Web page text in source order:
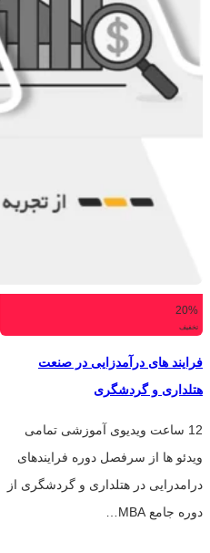
20%
تخفیف
فرایند های درآمدزایی در صنعت
هتلداری و گردشگری
12 ساعت ویدیوی آموزشی تمامی
ویدئو ها از سرفصل دوره فرایندهای
درامدرایی در هتلداری و گردشگری از
دوره جامع MBA…